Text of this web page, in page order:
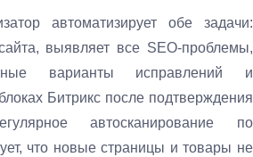
автоматизирует обе задачи:
выявляет все SEO-проблемы,
варианты исправлений и
Битрикс после подтверждения
автосканирование по
что новые страницы и товары не